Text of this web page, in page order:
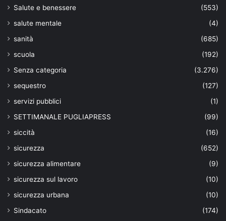
Salute e benessere
(553)
salute mentale
(4)
sanità
(685)
scuola
(192)
Senza categoria
(3.276)
sequestro
(127)
servizi pubblici
(1)
SETTIMANALE PUGLIAPRESS
(99)
siccità
(16)
sicurezza
(652)
sicurezza alimentare
(9)
sicurezza sul lavoro
(10)
sicurezza urbana
(10)
Sindacato
(174)